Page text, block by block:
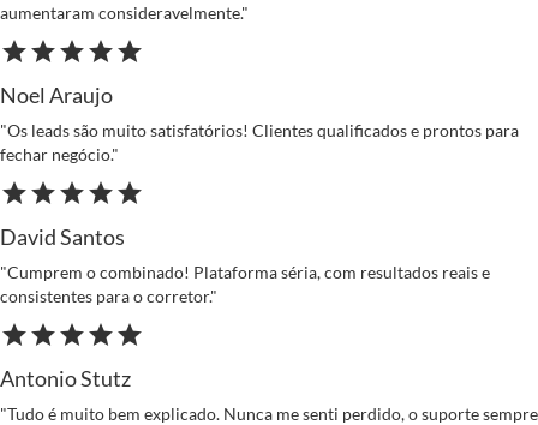
aumentaram consideravelmente."
starstarstarstarstar
Noel Araujo
"Os leads são muito satisfatórios! Clientes qualificados e prontos para
fechar negócio."
starstarstarstarstar
David Santos
"Cumprem o combinado! Plataforma séria, com resultados reais e
consistentes para o corretor."
starstarstarstarstar
Antonio Stutz
"Tudo é muito bem explicado. Nunca me senti perdido, o suporte sempre